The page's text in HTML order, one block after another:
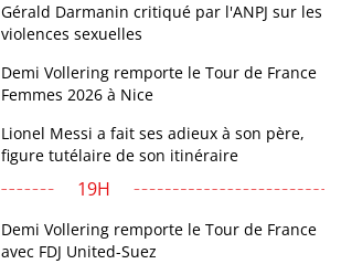
Gérald Darmanin critiqué par l'ANPJ sur les
violences sexuelles
Demi Vollering remporte le Tour de France
Femmes 2026 à Nice
Lionel Messi a fait ses adieux à son père,
figure tutélaire de son itinéraire
19H
Demi Vollering remporte le Tour de France
avec FDJ United-Suez